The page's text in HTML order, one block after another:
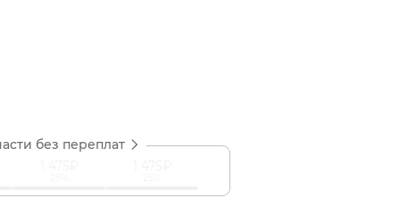
без переплат